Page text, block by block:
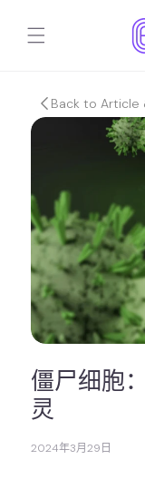
容
Back to Article
僵尸细胞
灵
2024年3月29日